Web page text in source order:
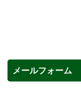
メールフォーム